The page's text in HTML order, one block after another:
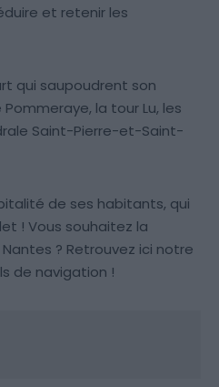
et retenir les
qui saupoudrent son
la tour Lu, les
Saint-Pierre-et-Saint-
de ses habitants, qui
! Vous souhaitez la
? Retrouvez ici notre
de navigation !